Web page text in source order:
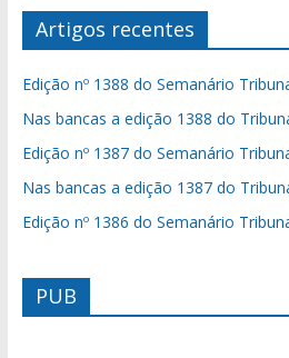
Artigos recentes
Edição nº 1388 do Semanário
Nas bancas a edição 1388 do
Edição nº 1387 do Semanário
Nas bancas a edição 1387 do
Edição nº 1386 do Semanário
PUB